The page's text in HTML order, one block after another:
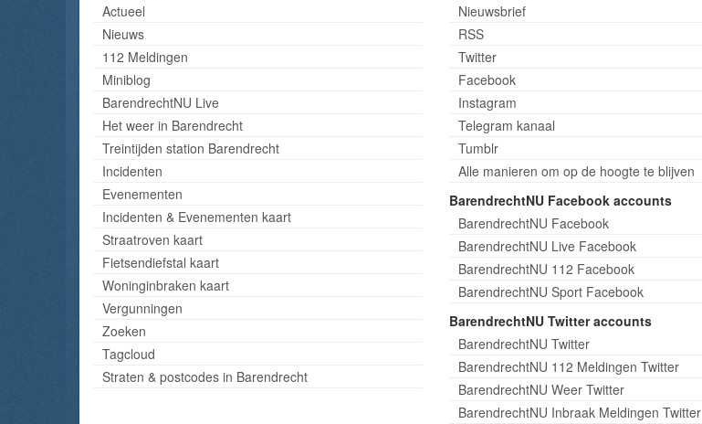
Actueel
Nieuws
112 Meldingen
Miniblog
BarendrechtNU Live
Het weer in Barendrecht
Treintijden station Barendrecht
Incidenten
Evenementen
Incidenten & Evenementen kaart
Straatroven kaart
Fietsendiefstal kaart
Woninginbraken kaart
Vergunningen
Zoeken
Tagcloud
Straten & postcodes in Barendrecht
Nieuwsbrief
RSS
Twitter
Facebook
Instagram
Telegram kanaal
Tumblr
Alle manieren om op de hoogte te blijven
BarendrechtNU Facebook accounts
BarendrechtNU Facebook
BarendrechtNU Live Facebook
BarendrechtNU 112 Facebook
BarendrechtNU Sport Facebook
BarendrechtNU Twitter accounts
BarendrechtNU Twitter
BarendrechtNU 112 Meldingen Twitter
BarendrechtNU Weer Twitter
BarendrechtNU Inbraak Meldingen Twitter